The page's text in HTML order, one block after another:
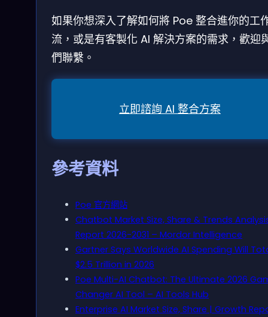
如果你想深入了解如何將 Poe 整合進你的工
流，或是有客製化 AI 解決方案的需求，歡迎
們聯繫。
立即諮詢 AI 整合方案
參考資料
Poe 官方網站
Chatbot Market Size, Share & Trends
Report 2026-2031 – Mordor Intelligence
Gartner Says Worldwide AI Spending Will
$2.5 Trillion in 2026
Poe Multi-AI Chatbot: The Ultimate 2026
Changer AI Tool – AI Tools Hub
Enterprise AI Market Size, Share | Growth